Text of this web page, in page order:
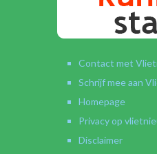
Contact met
Schrijf mee aan
Homepage
Privacy op
Disclaimer